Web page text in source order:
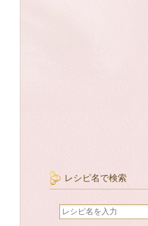
レシピ名で検索